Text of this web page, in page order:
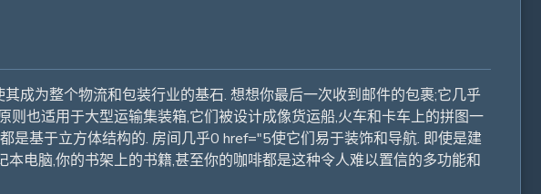
成为整个物流和包装行业的基石. 想想你最后一次收到邮件的包裹;它几乎
也适用于大型运输集装箱,它们被设计成像货运船,火车和卡车上的拼图一
是基于立方体结构的. 房间几乎0 href="5使它们易于装饰和导航. 即使是建
电脑,你的书架上的书籍,甚至你的咖啡都是这种令人难以置信的多功能和